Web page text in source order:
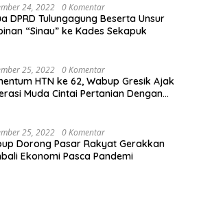
24, 2022 0 Komentar
DPRD Tulungagung Beserta Unsur
“Sinau” ke Kades Sekapuk
25, 2022 0 Komentar
HTN ke 62, Wabup Gresik Ajak
Muda Cintai Pertanian Dengan
25, 2022 0 Komentar
Dorong Pasar Rakyat Gerakkan
Ekonomi Pasca Pandemi